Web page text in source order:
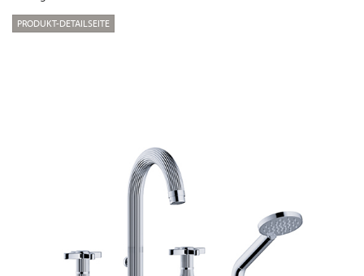
PRODUKT-DETAILSEITE